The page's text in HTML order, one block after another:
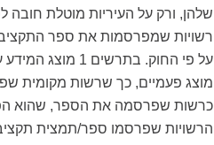
שלהן, ורק על העיריות מוטלת
רשויות שמפרסמות את ספר
על פי החוק.
מוצג פעמיים, כך שרשות מקומית
כרשות שפרסמה את הספר, שהוא
הרשויות שפרסמו ספר/תמצית